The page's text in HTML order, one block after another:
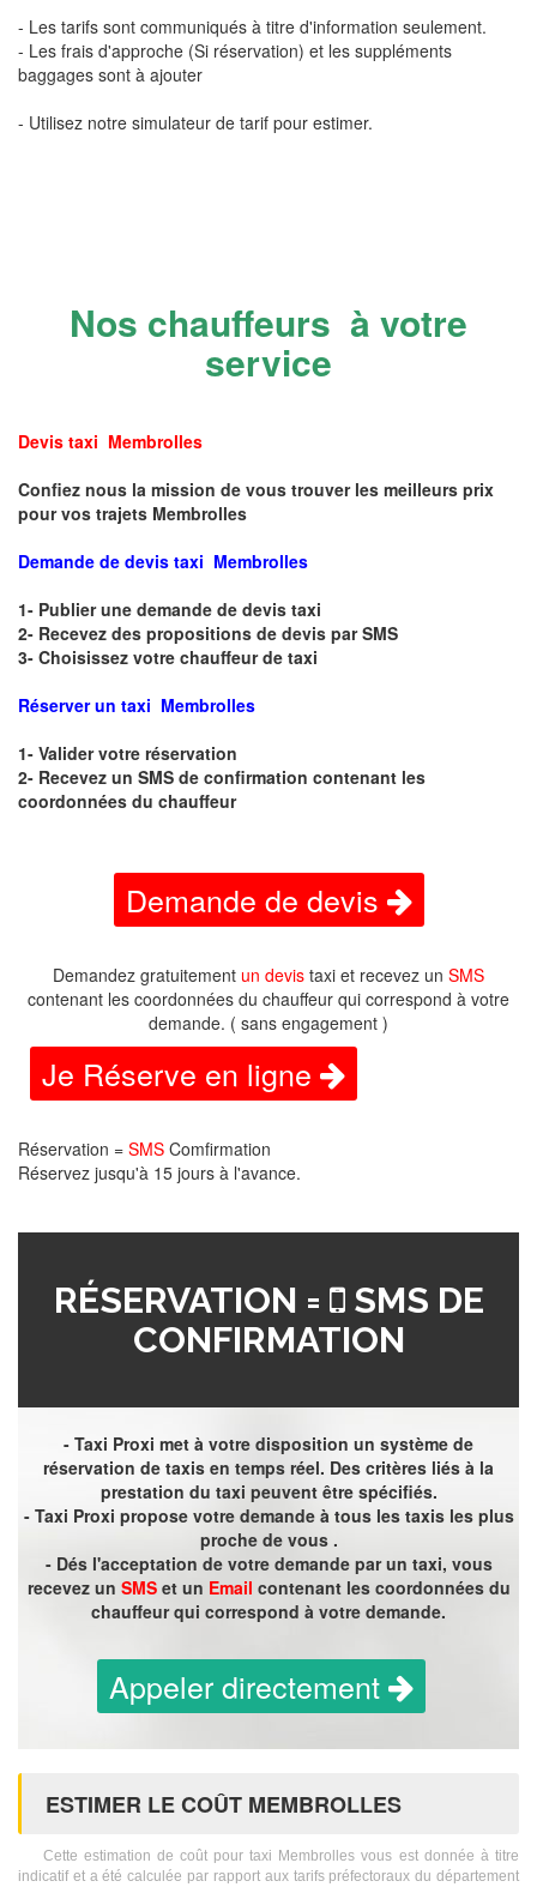
- Les tarifs sont communiqués à titre d'information seulement.
- Les frais d'approche (Si réservation) et les suppléments
baggages sont à ajouter
- Utilisez notre simulateur de tarif pour estimer.
Nos chauffeurs à votre
service
Devis taxi Membrolles
Confiez nous la mission de vous trouver les meilleurs prix
pour vos trajets Membrolles
Demande de devis taxi Membrolles
1- Publier une demande de devis taxi
2- Recevez des propositions de devis par SMS
3- Choisissez votre chauffeur de taxi
Réserver un taxi Membrolles
1- Valider votre réservation
2- Recevez un SMS de confirmation contenant les
coordonnées du chauffeur
Demande de devis
Demandez gratuitement un devis taxi et recevez un SMS
contenant les coordonnées du chauffeur qui correspond à votre
demande. ( sans engagement )
Je Réserve en ligne
Réservation = SMS Comfirmation
Réservez jusqu'à 15 jours à l'avance.
RÉSERVATION =
SMS DE
CONFIRMATION
- Taxi Proxi met à votre disposition un système de
réservation de taxis en temps réel. Des critères liés à la
prestation du taxi peuvent être spécifiés.
- Taxi Proxi propose votre demande à tous les taxis les plus
proche de vous .
- Dés l'acceptation de votre demande par un taxi, vous
recevez un SMSet un Email contenant les coordonnées du
chauffeur qui correspond à votre demande.
Appeler directement
ESTIMER LE COÛT MEMBROLLES
Cette estimation de coût pour taxi Membrolles vous est donnée à titre
indicatif et a été calculée par rapport aux tarifs préfectoraux du département